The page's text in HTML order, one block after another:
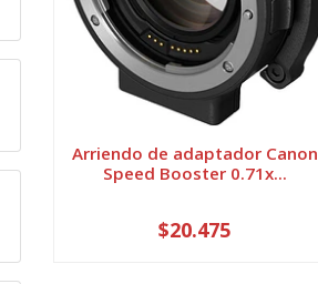
Arriendo de adaptador Canon
Speed Booster 0.71x...
$20.475